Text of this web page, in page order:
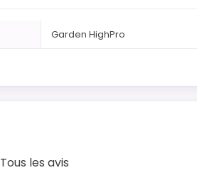
Garden HighPro
Tous les avis